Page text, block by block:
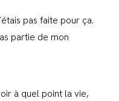
pas faite pour ça.
partie de mon
à quel point la vie,